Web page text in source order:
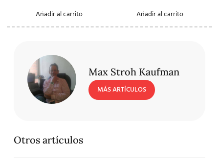
Añadir al carrito Añadir al carrito
Max Stroh Kaufman
MÁS ARTÍCULOS
Otros artículos